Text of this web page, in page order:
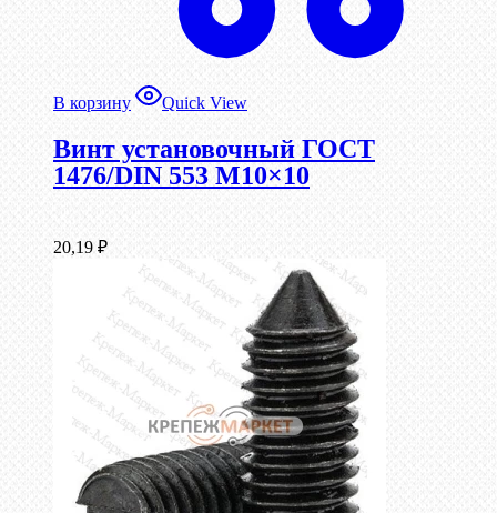
В корзину Quick View
Винт установочный ГОСТ
1476/DIN 553 М10×10
20,19 ₽